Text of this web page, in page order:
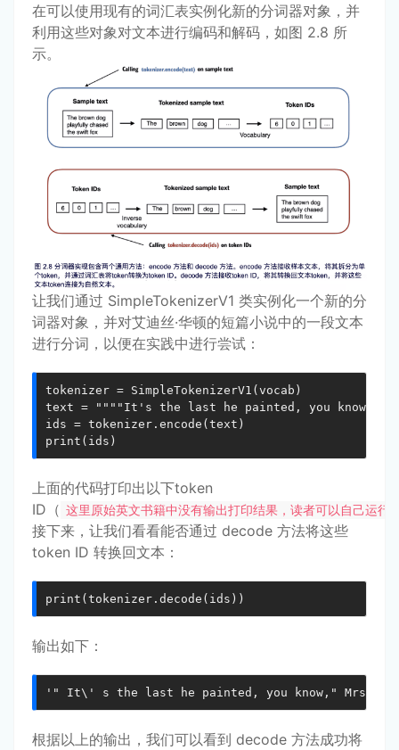
在可以使用现有的词汇表实例化新的分词器对象，并
利用这些对象对文本进行编码和解码，如图 2.8 所
示。
让我们通过 SimpleTokenizerV1 类实例化一个新的分
词器对象，并对艾迪丝·华顿的短篇小说中的一段文本
进行分词，以便在实践中进行尝试：
tokenizer = SimpleTokenizerV1(vocab)
text = """"It's the last he painted, you know,"
ids = tokenizer.encode(text)
print(ids)
上面的代码打印出以下token
ID（ 这里原始英文书籍中没有输出打印结果，读者可以自己运行
接下来，让我们看看能否通过 decode 方法将这些
token ID 转换回文本：
print(tokenizer.decode(ids))
输出如下：
'" It\' s the last he painted, you know," Mrs.
根据以上的输出，我们可以看到 decode 方法成功将